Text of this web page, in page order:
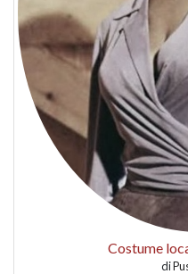
Costume
di